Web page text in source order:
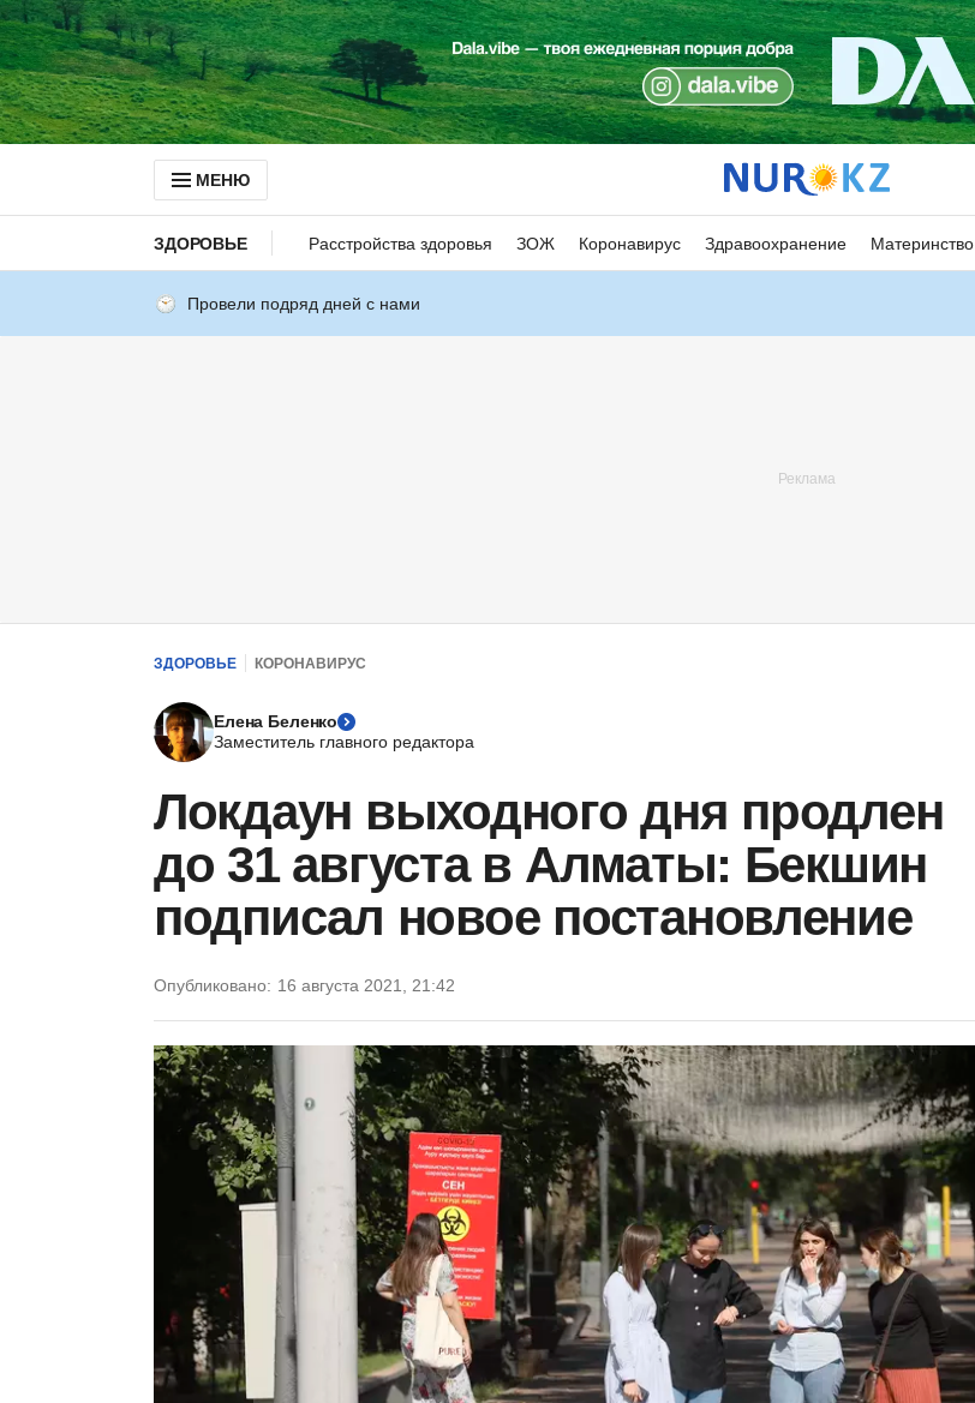
МЕНЮ
ЗДОРОВЬЕ Расстройства здоровья ЗОЖ Коронавирус Здравоохранение Материнство
Провели подряд дней с нами
ЗДОРОВЬЕ КОРОНАВИРУС
Елена Беленко
Заместитель главного редактора
Локдаун выходного дня продлен
до 31 августа в Алматы: Бекшин
подписал новое постановление
Опубликовано: 16 августа 2021, 21:42